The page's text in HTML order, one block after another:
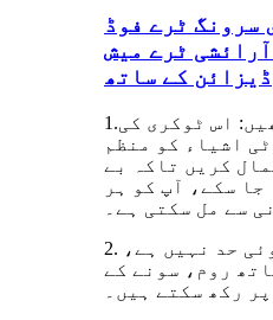
سرونگ ٹرے فوڈ
ٹرے میش
ڈیزائن کے ساتھ
1.اپنی جگہ کو صاف رکھیں: اس ٹوکری کی
اشیاء کو منظم
کریں تاکہ بے
جا سکے، آپ کو ہر
سے مل سکتی ہے۔
2. اس ٹرے کی جگہ پر کوئی حد نہیں ہے،
روم، سونے کے
رکھ سکتے ہیں۔